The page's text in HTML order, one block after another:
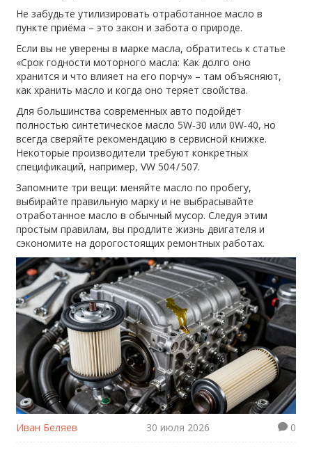
Не забудьте утилизировать отработанное масло в
пункте приёма – это закон и забота о природе.
Если вы не уверены в марке масла, обратитесь к статье
«Срок годности моторного масла: Как долго оно
хранится и что влияет на его порчу» – там объясняют,
как хранить масло и когда оно теряет свойства.
Для большинства современных авто подойдёт
полностью синтетическое масло 5W‑30 или 0W‑40, но
всегда сверяйте рекомендацию в сервисной книжке.
Некоторые производители требуют конкретных
спецификаций, например, VW 504 / 507.
Запомните три вещи: меняйте масло по пробегу,
выбирайте правильную марку и не выбрасывайте
отработанное масло в обычный мусор. Следуя этим
простым правилам, вы продлите жизнь двигателя и
сэкономите на дорогостоящих ремонтных работах.
Иван Беляев 30 июля 2026 0